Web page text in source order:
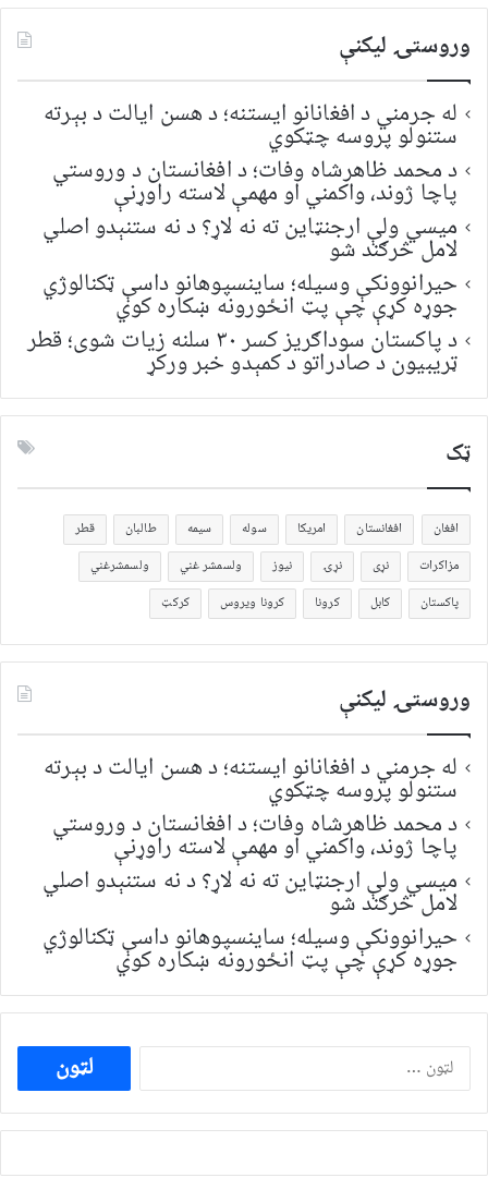
وروستۍ ليکنې
له جرمني د افغانانو ایستنه؛ د هسن ایالت د بېرته
ستنولو پروسه چټکوي
د محمد ظاهرشاه وفات؛ د افغانستان د وروستي
پاچا ژوند، واکمني او مهمې لاسته راوړنې
میسي ولې ارجنټاین ته نه لاړ؟ د نه ستنېدو اصلي
لامل څرګند شو
حیرانوونکې وسیله؛ ساینسپوهانو داسې ټکنالوژي
جوړه کړې چې پټ انځورونه ښکاره کوي
د پاکستان سوداګریز کسر ۳۰ سلنه زیات شوی؛ قطر
ټریبیون د صادراتو د کمېدو خبر ورکړ
ټک
افغان افغانستان امریکا سوله سیمه طالبان
قطر
مزاکرات
نړی نړۍ نیوز ولسمشر غني
ولسمشرغني
پاکستان
کابل کرونا کرونا ویروس کرکټ
وروستۍ ليکنې
له جرمني د افغانانو ایستنه؛ د هسن ایالت د بېرته
ستنولو پروسه چټکوي
د محمد ظاهرشاه وفات؛ د افغانستان د وروستي
پاچا ژوند، واکمني او مهمې لاسته راوړنې
میسي ولې ارجنټاین ته نه لاړ؟ د نه ستنېدو اصلي
لامل څرګند شو
حیرانوونکې وسیله؛ ساینسپوهانو داسې ټکنالوژي
جوړه کړې چې پټ انځورونه ښکاره کوي
ددی
لپاره
لټون: